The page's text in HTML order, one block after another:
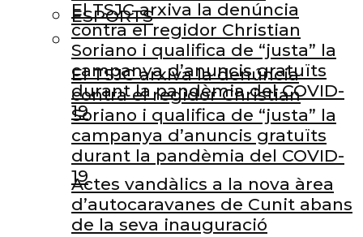
El TSJC arxiva la denúncia
contra el regidor Christian
Soriano i qualifica de “justa” la
campanya d’anuncis gratuïts
durant la pandèmia del COVID-
19
Actes vandàlics a la nova àrea
d’autocaravanes de Cunit abans
de la seva inauguració
ESPORTS
El TSJC arxiva la denúncia
contra el regidor Christian
Soriano i qualifica de “justa” la
campanya d’anuncis gratuïts
durant la pandèmia del COVID-
19